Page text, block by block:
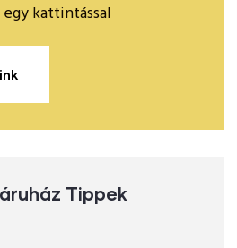
kattintással
Tippek